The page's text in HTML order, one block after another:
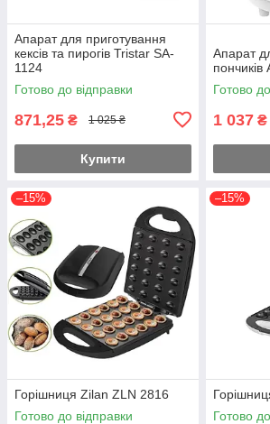
Апарат для приготування
кексів та пирогів Tristar SA-
1124
Готово до відправки
871,25 ₴ 1 025 ₴
Купити
Апарат
Готово
1 037 ₴
–15%
Горішниця Zilan ZLN 2816
Готово до відправки
–15%
Готово